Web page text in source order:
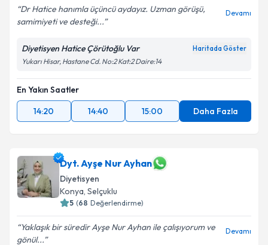
Dr Hatice hanımla üçüncü aydayız. Uzman görüşü,
samimiyeti ve desteği...
Devamı
Diyetisyen Hatice Çörütoğlu Var Haritada Göster
Yukarı Hisar, Hastane Cd. No:2 Kat:2 Daire:14
En Yakın Saatler
14:20
14:40 15:00 Daha Fazla
Dyt. Ayşe Nur Ayhan
Diyetisyen
Konya, Selçuklu
5 (68 Değerlendirme)
Yaklaşık bir süredir Ayşe Nur Ayhan ile çalışıyorum ve
gönül...
Devamı